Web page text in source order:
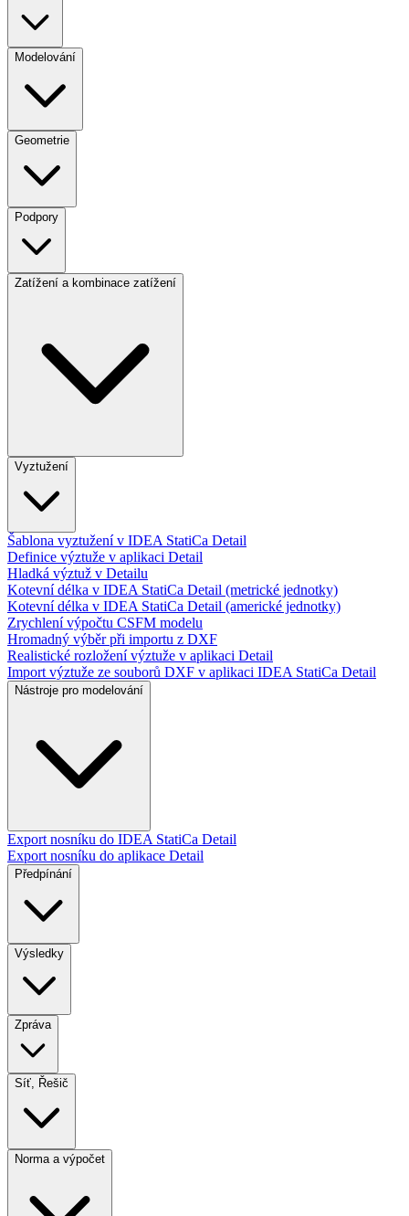
Modelování
Geometrie
Podpory
Zatížení a kombinace zatížení
Vyztužení
Šablona vyztužení v IDEA StatiCa Detail
Definice výztuže v aplikaci Detail
Hladká výztuž v Detailu
Kotevní délka v IDEA StatiCa Detail (metrické jednotky)
Kotevní délka v IDEA StatiCa Detail (americké jednotky)
Zrychlení výpočtu CSFM modelu
Hromadný výběr při importu z DXF
Realistické rozložení výztuže v aplikaci Detail
Import výztuže ze souborů DXF v aplikaci IDEA StatiCa Detail
Nástroje pro modelování
Export nosníku do IDEA StatiCa Detail
Export nosníku do aplikace Detail
Předpínání
Výsledky
Zpráva
Síť, Řešič
Norma a výpočet